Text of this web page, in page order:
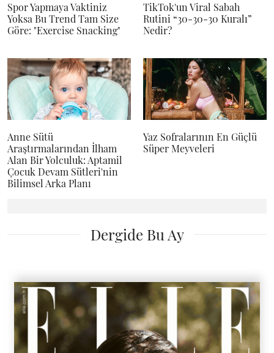
Spor Yapmaya Vaktiniz
Yoksa Bu Trend Tam Size
Göre: "Exercise Snacking"
TikTok'un Viral Sabah
Rutini “30-30-30 Kuralı”
Nedir?
Anne Sütü
Araştırmalarından İlham
Alan Bir Yolculuk: Aptamil
Çocuk Devam Sütleri'nin
Bilimsel Arka Planı
Yaz Sofralarının En Güçlü
Süper Meyveleri
Dergide Bu Ay